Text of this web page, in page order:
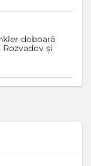
doboară
și